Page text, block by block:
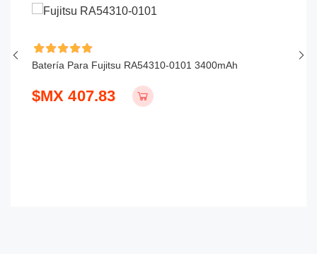
Batería Para Fujitsu RA54310-0101 3400mAh
$MX 407.83